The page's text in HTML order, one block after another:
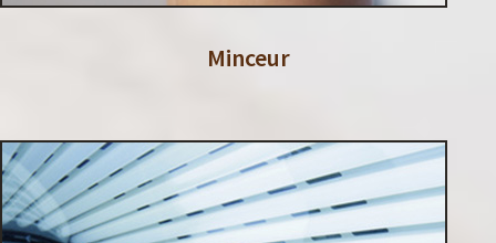
Minceur